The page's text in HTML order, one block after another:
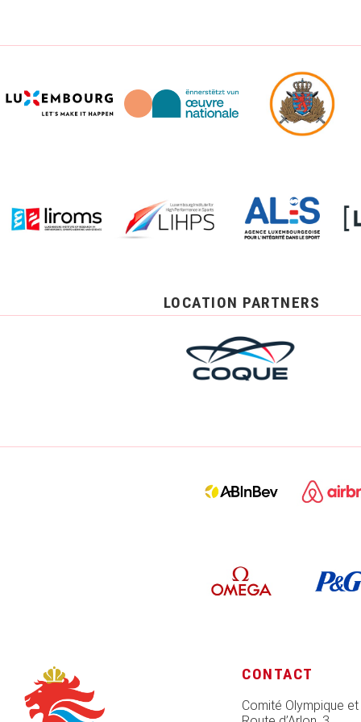
LOCATION PARTNERS
CONTACT
Comité Olympique